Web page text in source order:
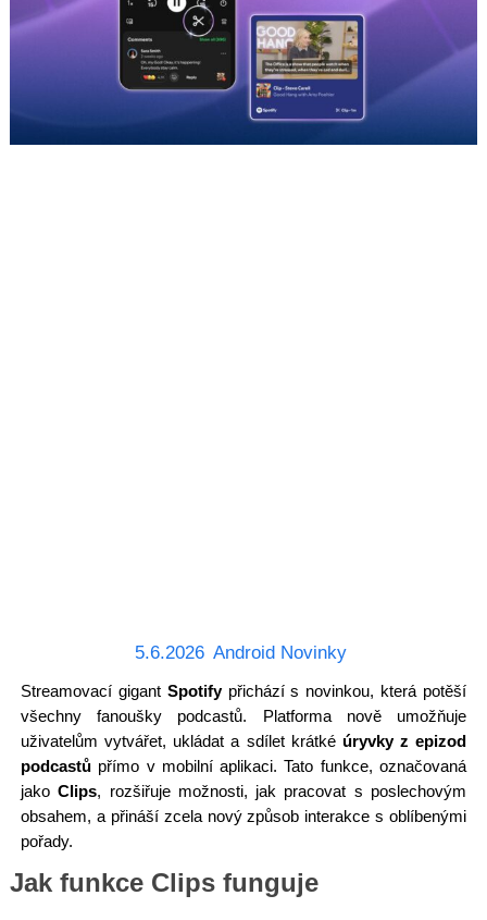
5.6.2026 Android Novinky
Streamovací gigant Spotifypřichází s novinkou, která potěší
všechny fanoušky podcastů. Platforma nově umožňuje
uživatelům vytvářet, ukládat a sdílet krátké úryvky z epizod
podcastůpřímo v mobilní aplikaci. Tato funkce, označovaná
jakoClips, rozšiřuje možnosti, jak pracovat s poslechovým
obsahem, a přináší zcela nový způsob interakce s oblíbenými
pořady.
Jak funkce Clips funguje